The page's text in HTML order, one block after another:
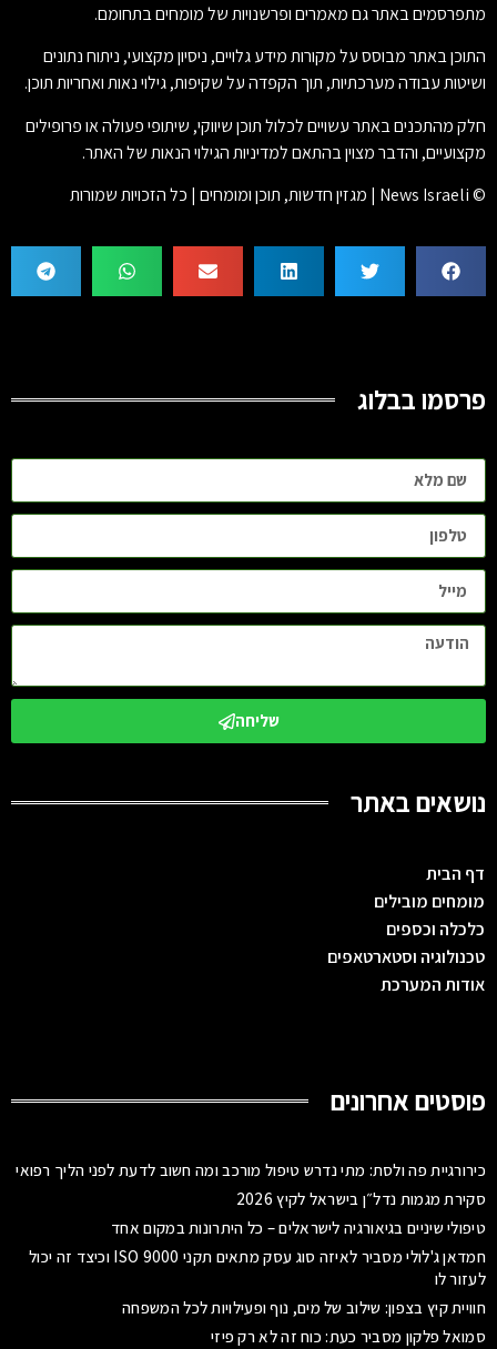
מתפרסמים באתר גם מאמרים ופרשנויות של מומחים בתחומם.
התוכן באתר מבוסס על מקורות מידע גלויים, ניסיון מקצועי, ניתוח נתונים
ושיטות עבודה מערכתיות, תוך הקפדה על שקיפות, גילוי נאות ואחריות תוכן.
חלק מהתכנים באתר עשויים לכלול תוכן שיווקי, שיתופי פעולה או פרופילים
מקצועיים, והדבר מצוין בהתאם למדיניות הגילוי הנאות של האתר.
© News Israeli | מגזין חדשות, תוכן ומומחים | כל הזכויות שמורות
פרסמו בבלוג
שליחה
נושאים באתר
דף הבית
מומחים מובילים
כלכלה וכספים
טכנולוגיה וסטארטאפים
אודות המערכת
פוסטים אחרונים
כירורגיית פה ולסת: מתי נדרש טיפול מורכב ומה חשוב לדעת לפני הליך רפואי
סקירת מגמות נדל״ן בישראל לקיץ 2026
טיפולי שיניים בגיאורגיה לישראלים – כל היתרונות במקום אחד
חמדאן ג'לולי מסביר לאיזה סוג עסק מתאים תקני ISO 9000 וכיצד זה יכול
לעזור לו
חוויית קיץ בצפון: שילוב של מים, נוף ופעילויות לכל המשפחה
סמואל פלקון מסביר כעת: כוח זה לא רק פיזי